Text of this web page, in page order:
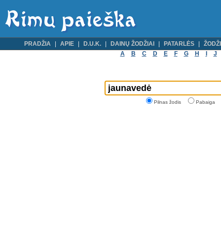
PRADŽIA APIE D.U.K. DAINŲ ŽODŽIAI PATARLĖS
A
B C D E F G H J
Pilnas žodis Pabaiga